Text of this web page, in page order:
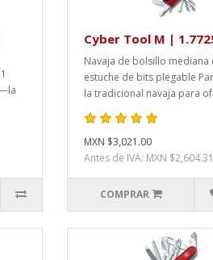
Cyber Tool M |
Navaja de bolsillo mediana
estuche de bits plegable
la tradicional navaja para
MXN $3,021.00
Antes de IVA: MXN $2,604.31
COMPRAR